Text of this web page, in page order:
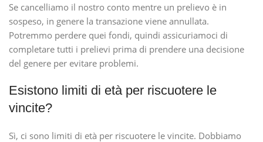
Se cancelliamo il nostro conto mentre un prelievo è in
sospeso, in genere la transazione viene annullata.
Potremmo perdere quei fondi, quindi assicuriamoci di
completare tutti i prelievi prima di prendere una decisione
del genere per evitare problemi.
Esistono limiti di età per riscuotere le
vincite?
Sì, ci sono limiti di età per riscuotere le vincite. Dobbiamo